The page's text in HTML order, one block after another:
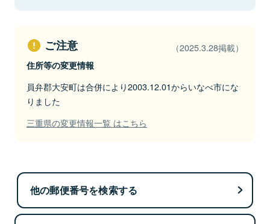
ご注意 （2025.3.28掲載）
住所等の変更情報
員弁郡大安町は合併により2003.12.01からいなべ市にな
りました
三重県の変更情報一覧 はこちら
他の郵便番号を検索する